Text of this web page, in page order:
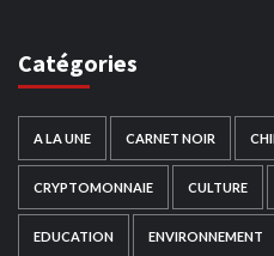
Catégories
A LA UNE CARNET NOIR
CRYPTOMONNAIE CULTURE
EDUCATION ENVIRONNEMENT